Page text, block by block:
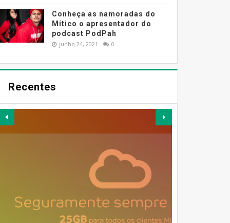
Conheça as namoradas do
Mítico o apresentador do
podcast PodPah
junho 24, 2021 0
Recentes
MESSENGER DEIXA DE